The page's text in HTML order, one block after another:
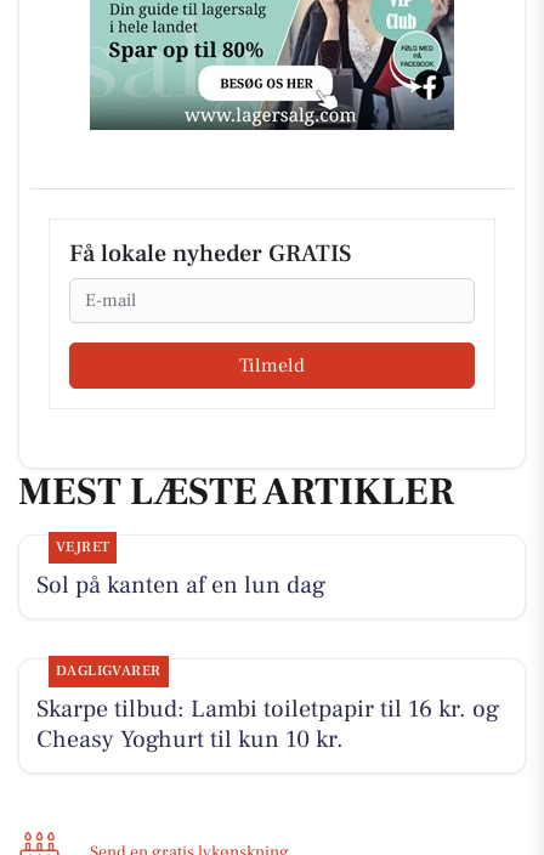
Få lokale nyheder GRATIS
Email
Tilmeld
MEST LÆSTE ARTIKLER
VEJRET
Sol på kanten af en lun dag
DAGLIGVARER
Skarpe tilbud: Lambi toiletpapir til 16 kr. og
Cheasy Yoghurt til kun 10 kr.